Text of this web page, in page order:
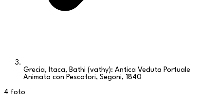
Grecia, Itaca, Bathi (vathy): Antica Veduta Portuale
Animata con Pescatori, Segoni, 1840
4 foto